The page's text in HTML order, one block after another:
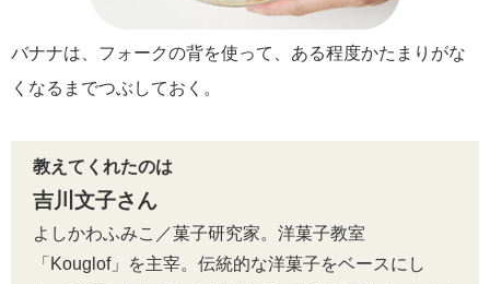
バナナは、フォークの背を使って、ある程度かたまりがな
くなるまでつぶしておく。
教えてくれたのは
吉川文子さん
よしかわふみこ／菓子研究家。洋菓子教室
「Kouglof」を主宰。伝統的な洋菓子をベースにし